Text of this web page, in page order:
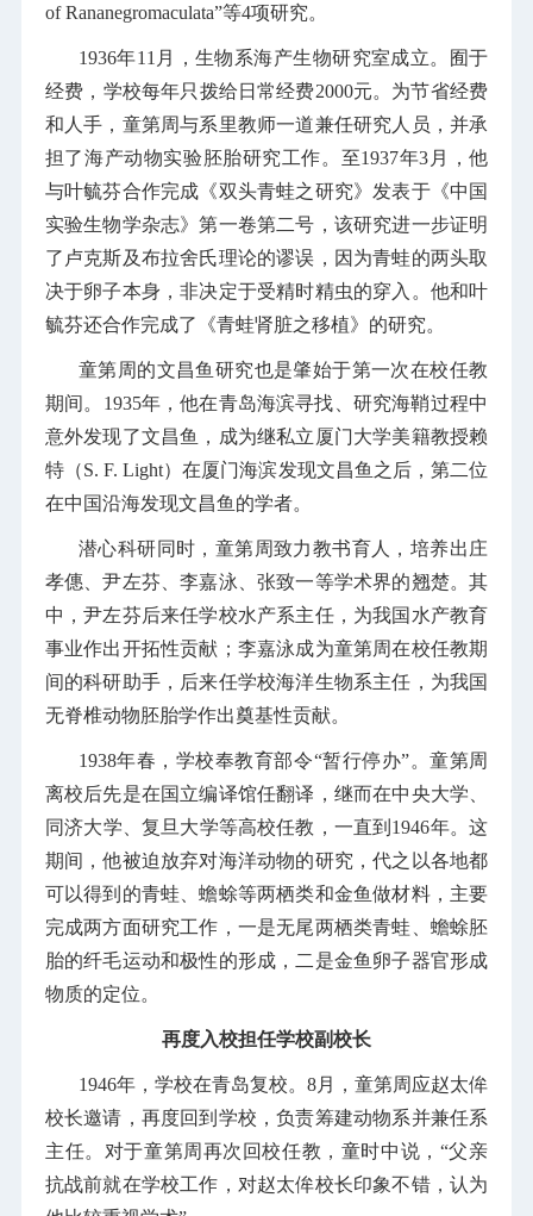
of Rananegromaculata”等4项研究。
1936年11月，生物系海产生物研究室成立。囿于
经费，学校每年只拨给日常经费2000元。为节省经费
和人手，童第周与系里教师一道兼任研究人员，并承
担了海产动物实验胚胎研究工作。至1937年3月，他
与叶毓芬合作完成《双头青蛙之研究》发表于《中国
实验生物学杂志》第一卷第二号，该研究进一步证明
了卢克斯及布拉舍氏理论的谬误，因为青蛙的两头取
决于卵子本身，非决定于受精时精虫的穿入。他和叶
毓芬还合作完成了《青蛙肾脏之移植》的研究。
童第周的文昌鱼研究也是肇始于第一次在校任教
期间。1935年，他在青岛海滨寻找、研究海鞘过程中
意外发现了文昌鱼，成为继私立厦门大学美籍教授赖
特（S. F. Light）在厦门海滨发现文昌鱼之后，第二位
在中国沿海发现文昌鱼的学者。
潜心科研同时，童第周致力教书育人，培养出庄
孝僡、尹左芬、李嘉泳、张致一等学术界的翘楚。其
中，尹左芬后来任学校水产系主任，为我国水产教育
事业作出开拓性贡献；李嘉泳成为童第周在校任教期
间的科研助手，后来任学校海洋生物系主任，为我国
无脊椎动物胚胎学作出奠基性贡献。
1938年春，学校奉教育部令“暂行停办”。童第周
离校后先是在国立编译馆任翻译，继而在中央大学、
同济大学、复旦大学等高校任教，一直到1946年。这
期间，他被迫放弃对海洋动物的研究，代之以各地都
可以得到的青蛙、蟾蜍等两栖类和金鱼做材料，主要
完成两方面研究工作，一是无尾两栖类青蛙、蟾蜍胚
胎的纤毛运动和极性的形成，二是金鱼卵子器官形成
物质的定位。
再度入校担任学校副校长
1946年，学校在青岛复校。8月，童第周应赵太侔
校长邀请，再度回到学校，负责筹建动物系并兼任系
主任。对于童第周再次回校任教，童时中说，“父亲
抗战前就在学校工作，对赵太侔校长印象不错，认为